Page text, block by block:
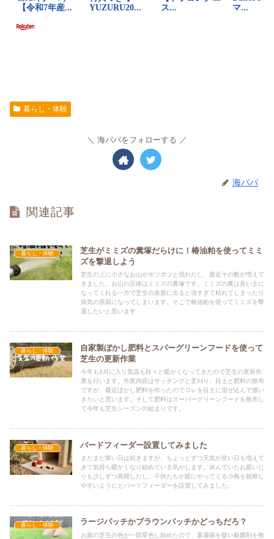
暮らし・体験
海パパをフォローする
海パパ
関連記事
暮らし・体験
芝生がミミズの糞塚だらけに！椿油粕を使ってミミ
ズを撃退しよう
芝生の上に小さなお山がポツポツと現れだし、最近その数が増えて
きました。お山の正体はミミズの糞塚です。ミミズの糞は良い土に
なってくれる一方で芝生の表面に出ると強すぎて枯れてしまったり
病気の原因になってしまいます。そこで椿油粕を使ってミミズを撃
退したいと思います
暮らし・体験
自家製ぼかし肥料とスパーグリーンフードを使って
芝生の更新作業
今年も3月に入り気温も段々と暖かくなってきたので芝生の更新作
業を行います。作業内容はサッチングと芝刈り、目土と肥料の散布
ですが、最近ぼかし肥料を作ったのでコレを目土に混ぜ込んで撒い
きたいと思います。そして肥料はスーパーグリーンフードを散布し
て今年も芝生シーズンの始まりです。
暮らし・体験 バードフィーダー設置してみました
まだまだ寒い日は続きますが、ちょっとずつ天気が良い日も増えて
きて気持ち暖かくなり始めている気がします。休んでいたお庭いじ
りも少しずつ再開しだし、子供たちが庭にやってくる小鳥を観察し
やすいようにとバードフィーダーを設置してみました。
暮らし・体験 ラージパッチかブラウンパッチかどっちだろ？
お庭の芝生の色が一部変色し始めたので、葉腐病を疑い殺菌剤を散